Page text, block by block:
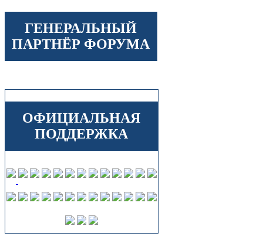
ГЕНЕРАЛЬНЫЙ
ПАРТНЁР ФОРУМА
ОФИЦИАЛЬНАЯ
ПОДДЕРЖКА